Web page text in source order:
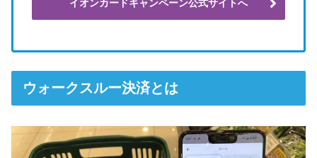
イオンカードキャンペーン公式サイトへ
ウォークスルー決済とは